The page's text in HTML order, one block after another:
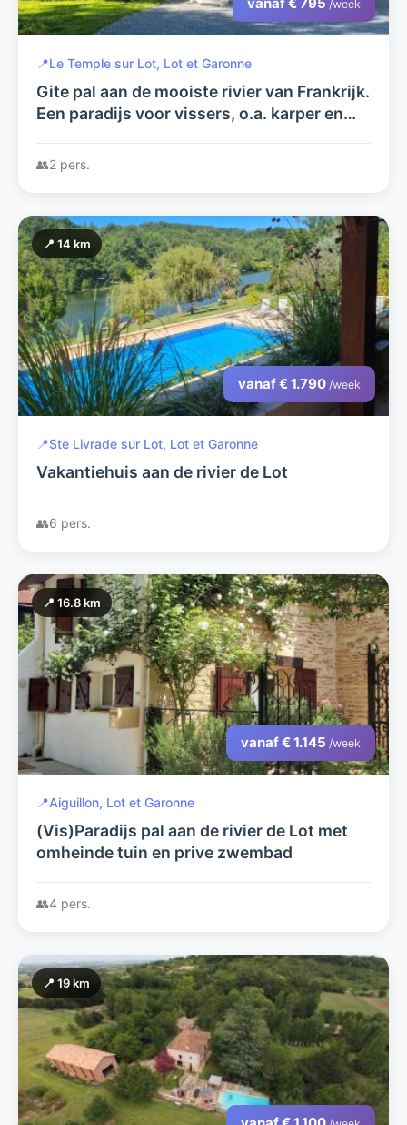
/week
📍Le Temple sur Lot, Lot et Garonne
Gite pal aan de mooiste rivier van Frankrijk.
Een paradijs voor vissers, o.a. karper en
prachtig uitzicht
👥2 pers.
📍 14 km
vanaf € 1.790 /week
📍Ste Livrade sur Lot, Lot et Garonne
Vakantiehuis aan de rivier de Lot
👥6 pers.
📍 16.8 km
vanaf € 1.145 /week
📍Aiguillon, Lot et Garonne
(Vis)Paradijs pal aan de rivier de Lot met
omheinde tuin en prive zwembad
👥4 pers.
📍 19 km